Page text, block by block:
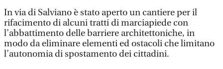
In via di Salviano è stato aperto un cantiere per il
rifacimento di alcuni tratti di marciapiede con
l’abbattimento delle barriere architettoniche, in
modo da eliminare elementi ed ostacoli che limitano
l’autonomia di spostamento dei cittadini.